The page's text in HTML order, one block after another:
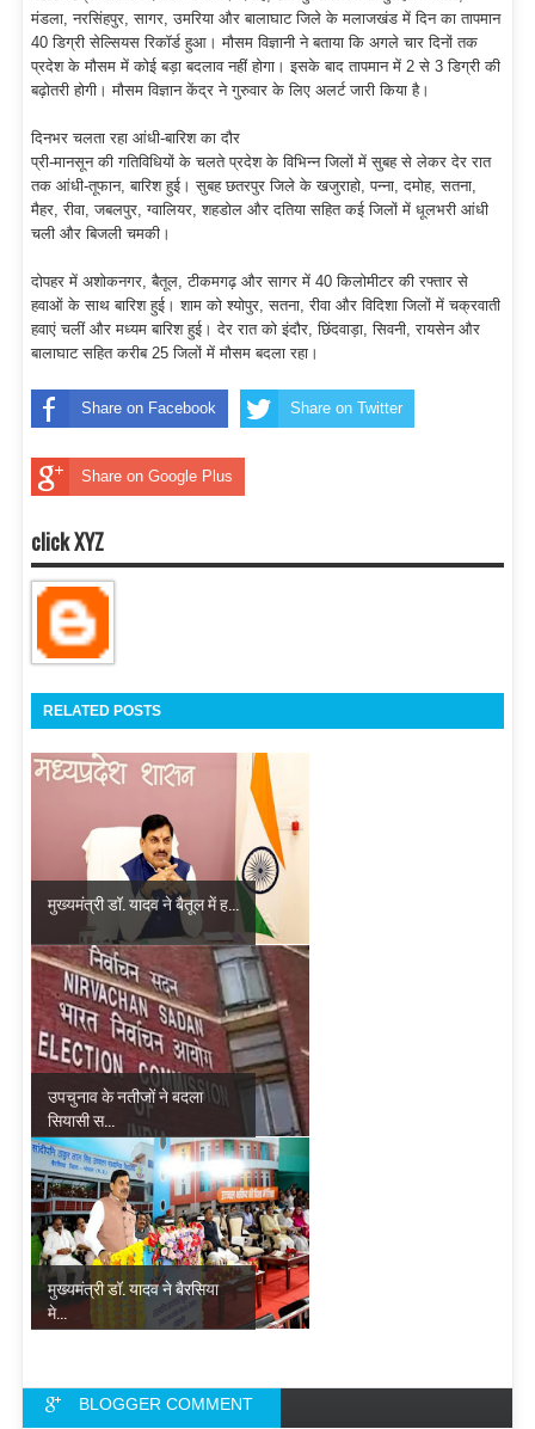
मंडला, नरसिंहपुर, सागर, उमरिया और बालाघाट जिले के मलाजखंड में दिन का तापमान
40 डिग्री सेल्सियस रिकॉर्ड हुआ। मौसम विज्ञानी ने बताया कि अगले चार दिनों तक
प्रदेश के मौसम में कोई बड़ा बदलाव नहीं होगा। इसके बाद तापमान में 2 से 3 डिग्री की
बढ़ोतरी होगी। मौसम विज्ञान केंद्र ने गुरुवार के लिए अलर्ट जारी किया है।
दिनभर चलता रहा आंधी-बारिश का दौर
प्री-मानसून की गतिविधियों के चलते प्रदेश के विभिन्न जिलों में सुबह से लेकर देर रात
तक आंधी-तूफान, बारिश हुई। सुबह छतरपुर जिले के खजुराहो, पन्ना, दमोह, सतना,
मैहर, रीवा, जबलपुर, ग्वालियर, शहडोल और दतिया सहित कई जिलों में धूलभरी आंधी
चली और बिजली चमकी।
दोपहर में अशोकनगर, बैतूल, टीकमगढ़ और सागर में 40 किलोमीटर की रफ्तार से
हवाओं के साथ बारिश हुई। शाम को श्योपुर, सतना, रीवा और विदिशा जिलों में चक्रवाती
हवाएं चलीं और मध्यम बारिश हुई। देर रात को इंदौर, छिंदवाड़ा, सिवनी, रायसेन और
बालाघाट सहित करीब 25 जिलों में मौसम बदला रहा।
Share on Facebook Share on Twitter
Share on Google Plus
click XYZ
RELATED POSTS
मुख्यमंत्री डॉ. यादव ने बैतूल में ह...
उपचुनाव के नतीजों ने बदला
सियासी स...
मुख्यमंत्री डॉ. यादव ने बैरसिया
मे...
BLOGGER COMMENT